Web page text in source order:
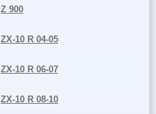
Z 900
ZX-10 R 04-05
ZX-10 R 06-07
ZX-10 R 08-10